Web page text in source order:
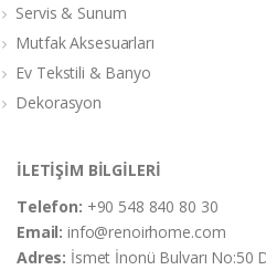
Servis & Sunum
Mutfak Aksesuarları
Ev Tekstili & Banyo
Dekorasyon
İLETİŞİM BİLGİLERİ
Telefon: +90 548 840 80 30
Email:info@renoirhome.com
Adres: İsmet İnonü Bulvarı No:50